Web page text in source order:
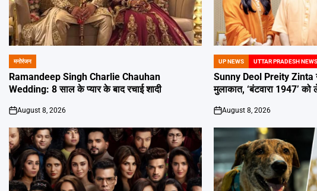
POSTED
IN
मनोरंजन
Ramandeep Singh Charlie Chauhan
Wedding: 8 साल के प्यार के बाद रचाई शादी
on
August 8, 2026
POSTED
IN
UP NEWS UTTAR PRADESH NEWS
Sunny Deol Preity Zinta
मुलाकात, ‘बंटवारा 1947’
on
August 8, 2026